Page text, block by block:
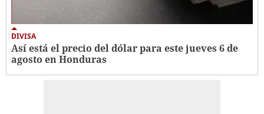
DIVISA
Así está el precio del dólar para este jueves 6 de
agosto en Honduras